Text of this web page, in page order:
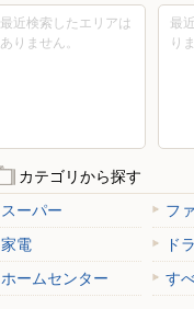
最近検索したエリアは
ありません。
最
り
カテゴリから探す
スーパー
フ
家電
ド
ホームセンター
す